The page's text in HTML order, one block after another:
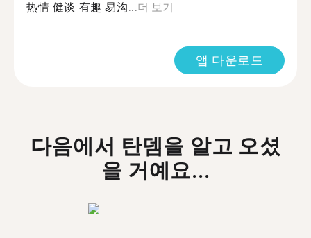
热情 健谈 有趣 易沟...더 보기
앱 다운로드
다음에서 탄뎀을 알고 오셨
을 거예요...